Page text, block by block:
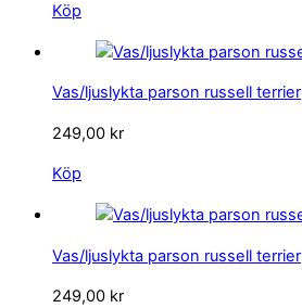
Köp
Vas/ljuslykta parson russell terrier
249,00 kr
Köp
Vas/ljuslykta parson russell terrier
249,00 kr